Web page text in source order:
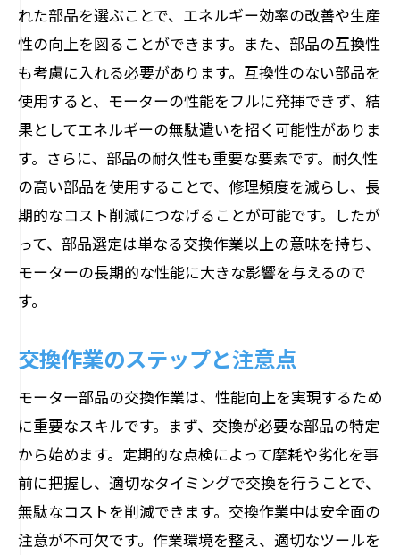
部品交換によるモーターの生産性向上と安定
稼働の実現
生産性向上を支える部品交換のポイント
安定稼働を確保するための交換ノウハウ
部品交換で実現する稼働率の向上
生産性向上に向けた交換戦略の策定
安定した運用を支える交換部品の選び方
長期的な稼働安定性をもたらす部品交換
技術革新を活かしたモーター部品交換で未来
技術革新がもたらすモーターの可能性
将来の市場ニーズに応える部品選定
革新的なテクノロジーの導入による性能
向上
未来の効率を見据えた部品交換の意義
次世代のモーター効率を実現する革新技
術
れた部品を選ぶことで、エネルギー効率の改善や生産
性の向上を図ることができます。また、部品の互換性
も考慮に入れる必要があります。互換性のない部品を
使用すると、モーターの性能をフルに発揮できず、結
果としてエネルギーの無駄遣いを招く可能性がありま
す。さらに、部品の耐久性も重要な要素です。耐久性
の高い部品を使用することで、修理頻度を減らし、長
期的なコスト削減につなげることが可能です。したが
って、部品選定は単なる交換作業以上の意味を持ち、
モーターの長期的な性能に大きな影響を与えるので
す。
交換作業のステップと注意点
モーター部品の交換作業は、性能向上を実現するため
に重要なスキルです。まず、交換が必要な部品の特定
から始めます。定期的な点検によって摩耗や劣化を事
前に把握し、適切なタイミングで交換を行うことで、
無駄なコストを削減できます。交換作業中は安全面の
注意が不可欠です。作業環境を整え、適切なツールを